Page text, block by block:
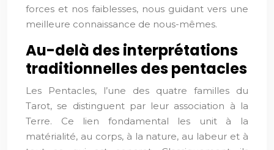
forces et nos faiblesses, nous guidant vers une
meilleure connaissance de nous-mêmes.
Au-delà des interprétations
traditionnelles des pentacles
Les Pentacles, l’une des quatre familles du
Tarot, se distinguent par leur association à la
Terre. Ce lien fondamental les unit à la
matérialité, au corps, à la nature, au labeur et à